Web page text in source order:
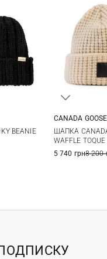
BEANIE
CANADA GOOSE
ШАПКА
WAFFLE TOQUE
5 740 грн8 200
ПОДПИСКУ